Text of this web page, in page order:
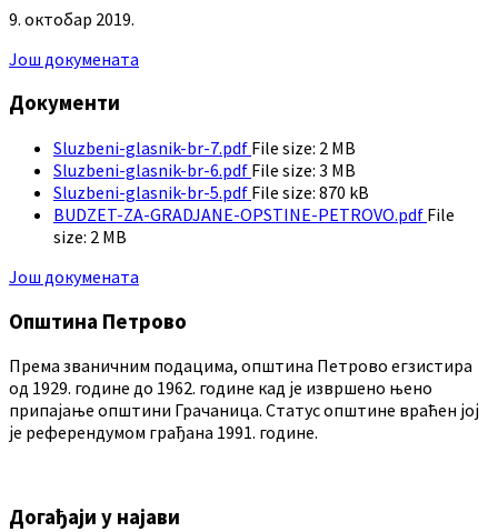
9. октобар 2019.
Још докумената
Документи
Sluzbeni-glasnik-br-7.pdf File size: 2 MB
Sluzbeni-glasnik-br-6.pdf File size: 3 MB
Sluzbeni-glasnik-br-5.pdf File size: 870 kB
BUDZET-ZA-GRADJANE-OPSTINE-PETROVO.pdf File
size: 2 MB
Још докумената
Општина Петрово
Према званичним подацима, општина Петрово егзистира
од 1929. године до 1962. године кад је извршено њено
припајање општини Грачаница. Статус општине враћен јој
је референдумом грађана 1991. године.
Догађаји у најави